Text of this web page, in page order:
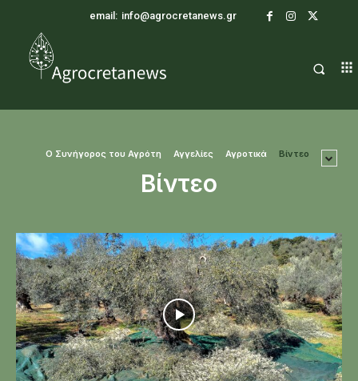
email: info@agrocretanews.gr
O Συνήγορος του Αγρότη Αγγελίες Αγροτικά Βίντεο
Βίντεο